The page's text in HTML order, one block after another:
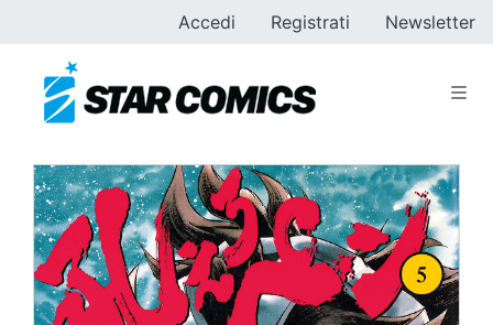
Accedi Registrati Newsletter